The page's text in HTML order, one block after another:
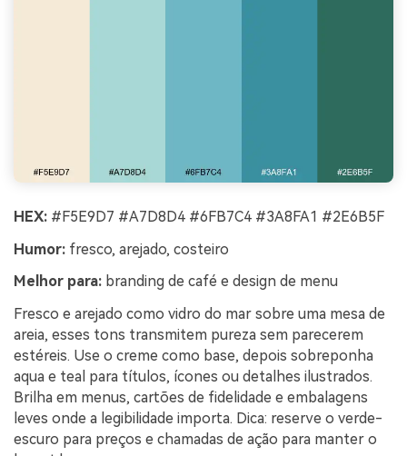
HEX: #F5E9D7 #A7D8D4 #6FB7C4 #3A8FA1 #2E6B5F
Humor: fresco, arejado, costeiro
Melhor para: branding de café e design de menu
Fresco e arejado como vidro do mar sobre uma mesa de
areia, esses tons transmitem pureza sem parecerem
estéreis. Use o creme como base, depois sobreponha
aqua e teal para títulos, ícones ou detalhes ilustrados.
Brilha em menus, cartões de fidelidade e embalagens
leves onde a legibilidade importa. Dica: reserve o verde-
escuro para preços e chamadas de ação para manter o